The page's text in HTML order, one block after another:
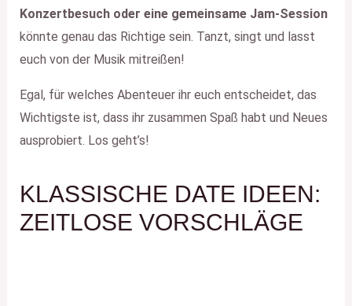
Konzertbesuch oder eine gemeinsame Jam-Session
könnte genau das Richtige sein. Tanzt, singt und lasst
euch von der Musik mitreißen!
Egal, für welches Abenteuer ihr euch entscheidet, das
Wichtigste ist, dass ihr zusammen Spaß habt und Neues
ausprobiert. Los geht’s!
KLASSISCHE DATE IDEEN:
ZEITLOSE VORSCHLÄGE